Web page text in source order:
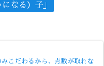
なる）子」
みこだわるから、点数が取れな